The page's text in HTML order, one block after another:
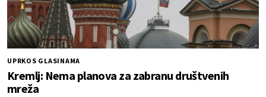
UPRKOS GLASINAMA
Kremlj: Nema planova za zabranu društvenih
mreža